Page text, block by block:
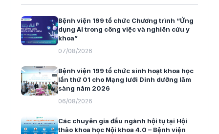
Bệnh viện 199 tổ chức Chương trình “Ứng
dụng AI trong công việc và nghiên cứu y
khoa”
07/08/2026
Bệnh viện 199 tổ chức sinh hoạt khoa học
lần thứ 01 cho Mạng lưới Dinh dưỡng lâm
sàng năm 2026
06/08/2026
Các chuyên gia đầu ngành hội tụ tại Hội
thảo khoa học Nội khoa 4.0 – Bệnh viện